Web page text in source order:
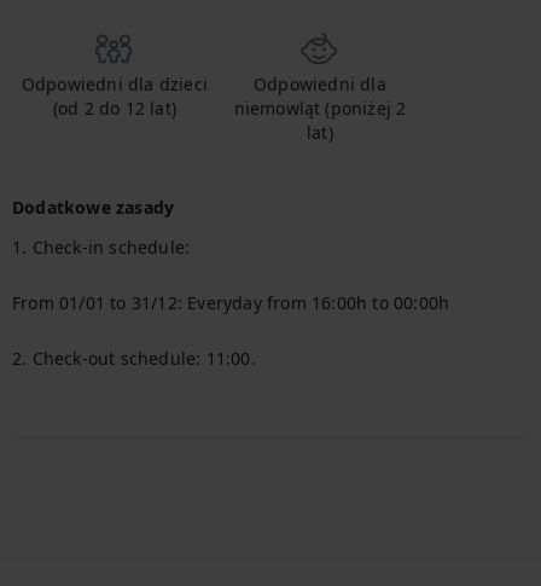
Odpowiedni dla dzieci
(od 2 do 12 lat)
Odpowiedni dla
niemowląt (poniżej 2
lat)
Dodatkowe zasady
1. Check-in schedule:
From 01/01 to 31/12: Everyday from 16:00h to 00:00h
2. Check-out schedule: 11:00.